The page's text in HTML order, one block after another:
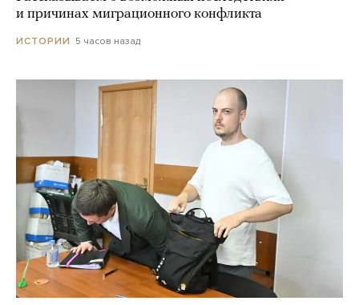
и причинах миграционного конфликта
ИСТОРИИ 5 часов назад